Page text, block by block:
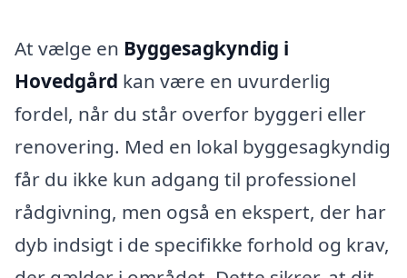
At vælge en Byggesagkyndig i
Hovedgård kan være en uvurderlig
fordel, når du står overfor byggeri eller
renovering. Med en lokal byggesagkyndig
får du ikke kun adgang til professionel
rådgivning, men også en ekspert, der har
dyb indsigt i de specifikke forhold og krav,